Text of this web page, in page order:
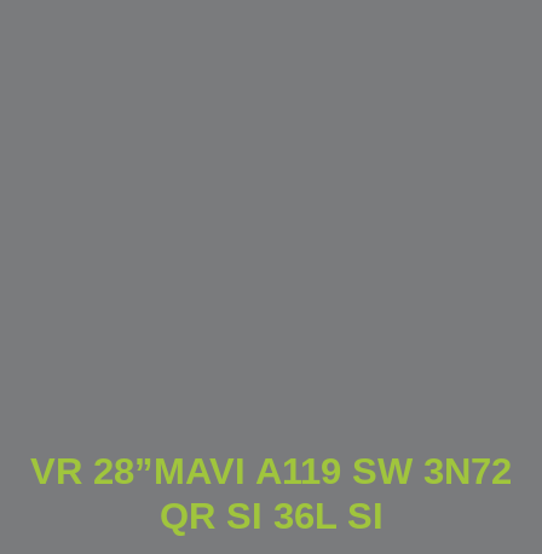
VR 28”MAVI A119 SW 3N72
QR SI 36L SI